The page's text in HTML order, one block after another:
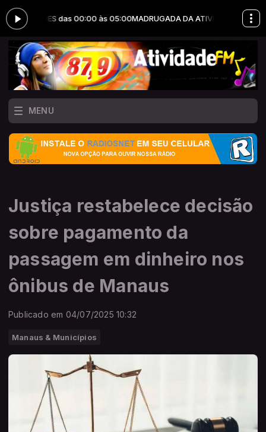
das 00:00 às 05:00MADRUGADA DA ATIVIDADE com JOTA
MENU
Justiça restabelece decisão
sobre pagamento da
passagem em dinheiro nos
ônibus de Manaus
Publicado em 04/07/2025 10:32
Manaus & Municípios